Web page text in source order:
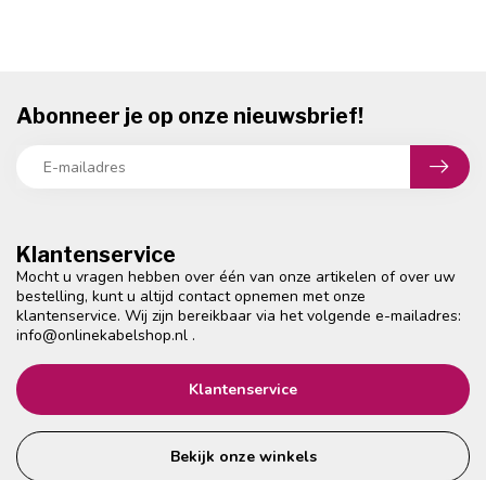
Klantenservice
Mocht u vragen hebben over één van onze artikelen of over uw
bestelling, kunt u altijd contact opnemen met onze
klantenservice. Wij zijn bereikbaar via het volgende e-mailadres:
info@onlinekabelshop.nl .
Klantenservice
Bekijk onze winkels
Abonneer je op onze nieuwsbrief!